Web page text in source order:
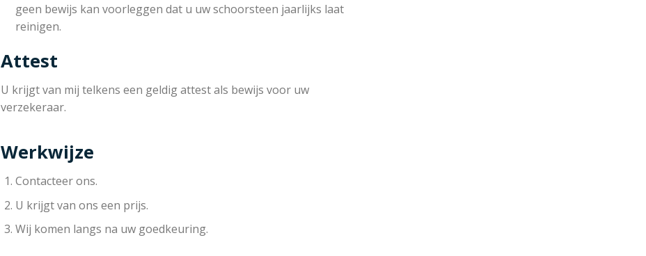
geen bewijs kan voorleggen dat u uw schoorsteen jaarlijks laat
reinigen.
Attest
U krijgt van mij telkens een geldig attest als bewijs voor uw
verzekeraar.
Werkwijze
Contacteer ons.
U krijgt van ons een prijs.
Wij komen langs na uw goedkeuring.